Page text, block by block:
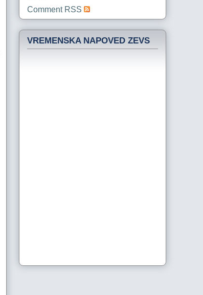
Comment RSS
VREMENSKA NAPOVED ZEVS